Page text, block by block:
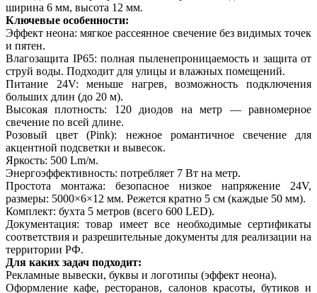
ширина 6 мм, высота 12 мм.
Ключевые особенности:
Эффект неона: мягкое рассеянное свечение без видимых точек
и пятен.
Влагозащита IP65: полная пыленепроницаемость и защита от
струй воды. Подходит для улицы и влажных помещений.
Питание 24V: меньше нагрев, возможность подключения
больших длин (до 20 м).
Высокая плотность: 120 диодов на метр — равномерное
свечение по всей длине.
Розовый цвет (Pink): нежное романтичное свечение для
акцентной подсветки и вывесок.
Яркость: 500 Lm/м.
Энергоэффективность: потребляет 7 Вт на метр.
Простота монтажа: безопасное низкое напряжение 24V,
размеры: 5000×6×12 мм. Режется кратно 5 см (каждые 50 мм).
Комплект: бухта 5 метров (всего 600 LED).
Документация: товар имеет все необходимые сертификаты
соответствия и разрешительные документы для реализации на
территории РФ.
Для каких задач подходит:
Рекламные вывески, буквы и логотипы (эффект неона).
Оформление кафе, ресторанов, салонов красоты, бутиков и